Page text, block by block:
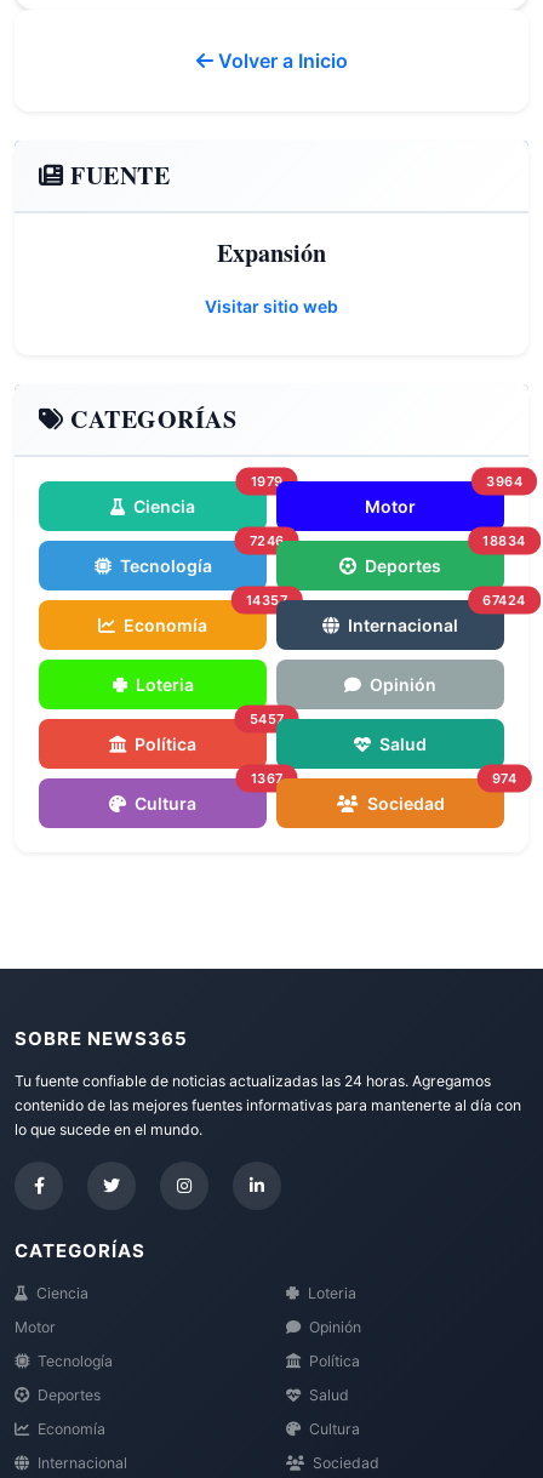
Volver a Inicio
FUENTE
Expansión
Visitar sitio web
CATEGORÍAS
Ciencia
1979
Motor
3964
Tecnología
7246
Deportes
18834
Economía
14357
Internacional
67424
Loteria Opinión
Política
5457
Salud
Cultura
1367
Sociedad
974
SOBRE NEWS365
Tu fuente confiable de noticias actualizadas las 24 horas. Agregamos
contenido de las mejores fuentes informativas para mantenerte al día con
lo que sucede en el mundo.
CATEGORÍAS
Ciencia
Motor
Tecnología
Deportes
Economía
Internacional
Loteria
Opinión
Política
Salud
Cultura
Sociedad